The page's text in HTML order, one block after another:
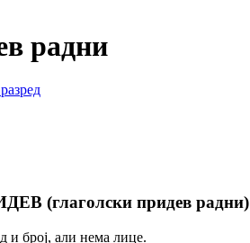
радни
(глаголски придев радни)
и број, али нема лице.